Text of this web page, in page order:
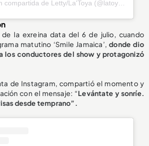
de la exreina data del 6 de julio, cuando
matutino ‘Smile Jamaica’,donde dio
los conductores del show y protagonizó
de Instagram, compartió el momento y
con el mensaje: “Levántate y sonríe.
desde temprano”.